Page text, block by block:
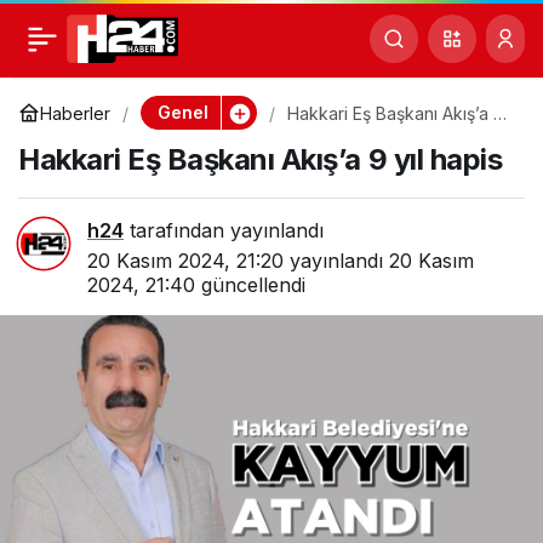
Haberler Genel
Hakkari Eş Başkanı Akış’a 9
Hakkari Eş Başkanı Akış’a 9 yıl hapis
h24 tarafından yayınlandı
20 Kasım 2024, 21:20 yayınlandı 20 Kasım
2024, 21:40 güncellendi
Hakkari Eş Başkanı
Akış’a 9 yıl hapis
0